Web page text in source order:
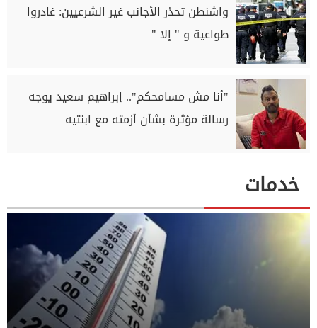
واشنطن تحذر الأجانب غير الشرعيين: غادروا
طواعية و " إلا "
"أنا مش مسامحكم".. إبراهيم سعيد يوجه
رسالة مؤثرة بشأن أزمته مع ابنتيه
خدمات